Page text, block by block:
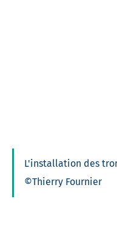
L'installation des
©Thierry Fournier